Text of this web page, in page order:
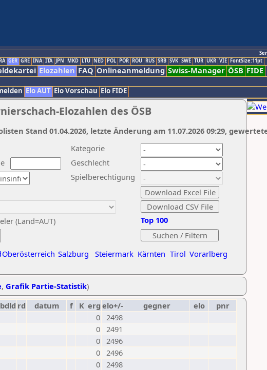
GER GRE INA ITA JPN MKD LTU NED POL POR ROU RUS SRB SVK SWE TUR UKR VIE FontSize:11pt
Elozahlen FAQ Onlineanmeldung Swiss-Manager ÖSB FIDE
Elo AUT Elo Vorschau Elo FIDE
Elozahlen des ÖSB
Kategorie
Geschlecht
(Land=AUT)
Spielberechtigung
Oberösterreich Salzburg Steiermark Kärnten Tirol Vorarlberg
Top 100
Stand 01.04.2026, letzte Änderung am 11.07.2026 09:29,
, Grafik Partie-Statistik)
bdld rd datum f K erg elo+/- gegner elo
pnr
0 2498
0 2491
0 2496
0 2496
0 2498